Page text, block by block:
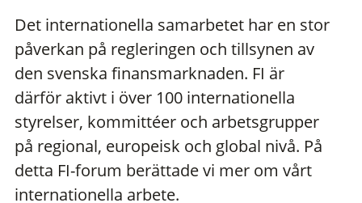
Det internationella samarbetet har en stor
påverkan på regleringen och tillsynen av
den svenska finansmarknaden. FI är
därför aktivt i över 100 internationella
styrelser, kommittéer och arbetsgrupper
på regional, europeisk och global nivå. På
detta FI-forum berättade vi mer om vårt
internationella arbete.